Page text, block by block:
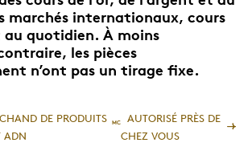
marchés internationaux, cours
quotidien. À moins
les pièces
n’ont pas un tirage fixe.
DE PRODUITS
ADN
MCAUTORISÉ PRÈS DE
CHEZ VOUS